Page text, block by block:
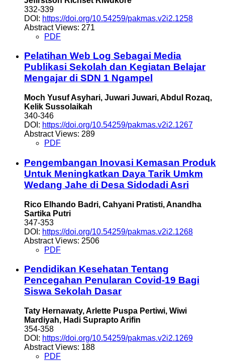
332-339
DOI: https://doi.org/10.54259/pakmas.v2i2.1258
Abstract Views: 271
PDF
Pelatihan Web Log Sebagai Media
Publikasi Sekolah dan Kegiatan Belajar
Mengajar di SDN 1 Ngampel
Moch Yusuf Asyhari, Juwari Juwari, Abdul Rozaq,
Kelik Sussolaikah
340-346
DOI: https://doi.org/10.54259/pakmas.v2i2.1267
Abstract Views: 289
PDF
Pengembangan Inovasi Kemasan Produk
Untuk Meningkatkan Daya Tarik Umkm
Wedang Jahe di Desa Sidodadi Asri
Rico Elhando Badri, Cahyani Pratisti, Anandha
Sartika Putri
347-353
DOI: https://doi.org/10.54259/pakmas.v2i2.1268
Abstract Views: 2506
PDF
Pendidikan Kesehatan Tentang
Pencegahan Penularan Covid-19 Bagi
Siswa Sekolah Dasar
Taty Hernawaty, Arlette Puspa Pertiwi, Wiwi
Mardiyah, Hadi Suprapto Arifin
354-358
DOI: https://doi.org/10.54259/pakmas.v2i2.1269
Abstract Views: 188
PDF